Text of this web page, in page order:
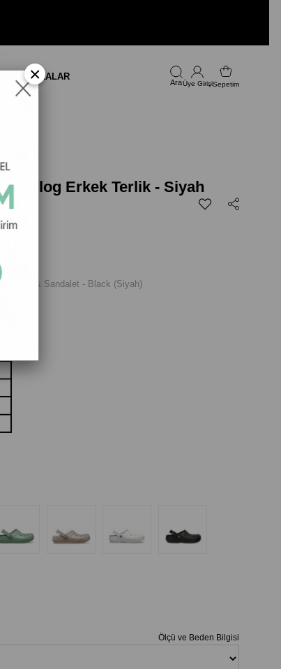
MARKALAR
Üye GirişiSepetim
Clog Erkek Terlik - Siyah
Terlik & Sandalet - Black (Siyah)
Ölçü ve Beden Bilgisi
×